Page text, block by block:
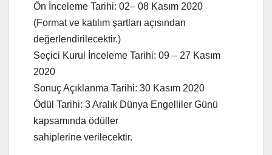
Ön İnceleme Tarihi: 02– 08 Kasım 2020
(Format ve katılım şartları açısından
değerlendirilecektir.)
Seçici Kurul İnceleme Tarihi: 09 – 27 Kasım
2020
Sonuç Açıklanma Tarihi: 30 Kasım 2020
Ödül Tarihi: 3 Aralık Dünya Engelliler Günü
kapsamında ödüller
sahiplerine verilecektir.